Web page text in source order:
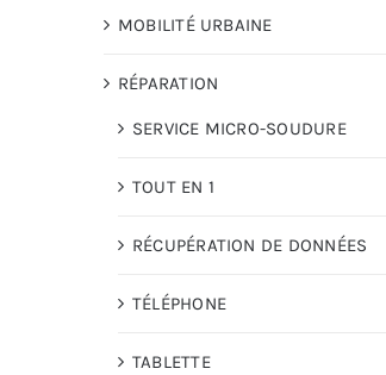
MOBILITÉ URBAINE
RÉPARATION
SERVICE MICRO-SOUDURE
TOUT EN 1
RÉCUPÉRATION DE DONNÉES
TÉLÉPHONE
TABLETTE